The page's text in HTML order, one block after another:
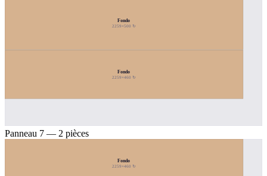
Fondo
2259×500 ↻
Fondo
2259×460 ↻
Panneau 7 — 2 pièces
Fondo
2259×460 ↻